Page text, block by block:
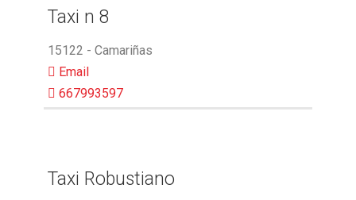
Taxi n 8
15122 - Camariñas
Email
667993597
Taxi Robustiano